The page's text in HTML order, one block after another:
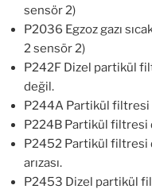
sensör 2)
P2036 Egzoz gazı
2 sensör 2)
P242F Dizel partikül
değil.
P244A Partikül filtresi
P224B Partikül filtresi
P2452 Partikül filtresi
arızası.
P2453 Dizel partikül